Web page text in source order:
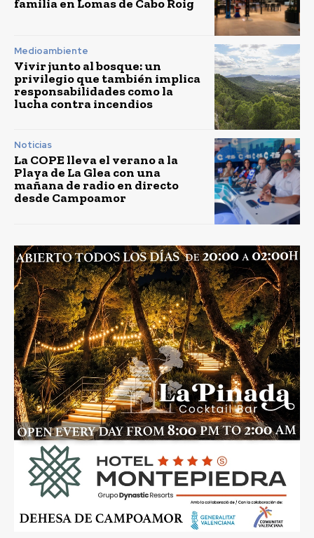
familia en Lomas de Cabo Roig
Medioambiente
Vivir junto al bosque: un
privilegio que también implica
responsabilidades como la
lucha contra incendios
Noticias
La COPE lleva el verano a la
Playa de La Glea con una
mañana de radio en directo
desde Campoamor